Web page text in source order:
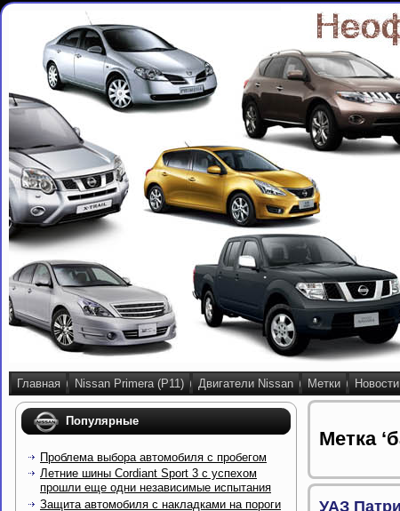
Главная Nissan Primera (P11) Двигатели Nissan Метки Новости
Популярные
Проблема выбора автомобиля с пробегом
Летние шины Cordiant Sport 3 с успехом
прошли еще одни независимые испытания
Защита автомобиля с накладками на пороги
Метка
УАЗ